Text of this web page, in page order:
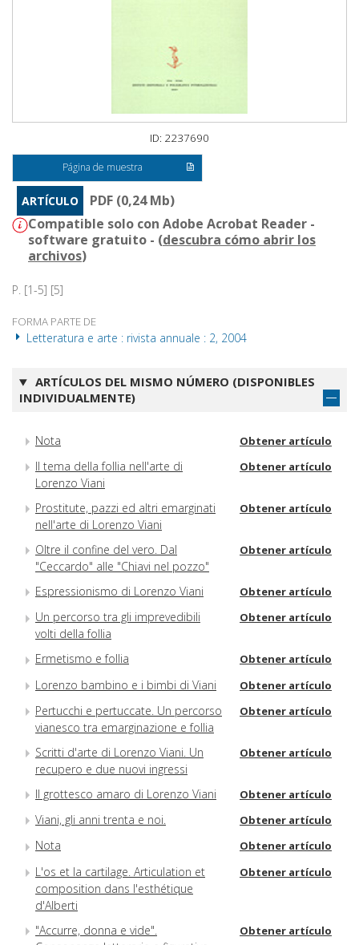
ID: 2237690
Página de muestra
ARTÍCULO
PDF (0,24 Mb)
Compatible solo con Adobe Acrobat Reader -
software gratuito - (descubra cómo abrir los
archivos)
P. [1-5] [5]
FORMA PARTE DE
Letteratura e arte : rivista annuale : 2, 2004
ARTÍCULOS DEL MISMO NÚMERO (DISPONIBLES
INDIVIDUALMENTE)
Nota Obtener artículo
Il tema della follia nell'arte di
Lorenzo Viani
Obtener artículo
Prostitute, pazzi ed altri emarginati
nell'arte di Lorenzo Viani
Obtener artículo
Oltre il confine del vero. Dal
"Ceccardo" alle "Chiavi nel pozzo"
Obtener artículo
Espressionismo di Lorenzo Viani Obtener artículo
Un percorso tra gli imprevedibili
volti della follia
Obtener artículo
Ermetismo e follia Obtener artículo
Lorenzo bambino e i bimbi di Viani Obtener artículo
Pertucchi e pertuccate. Un percorso
vianesco tra emarginazione e follia
Obtener artículo
Scritti d'arte di Lorenzo Viani. Un
recupero e due nuovi ingressi
Obtener artículo
Il grottesco amaro di Lorenzo Viani Obtener artículo
Viani, gli anni trenta e noi. Obtener artículo
Nota Obtener artículo
L'os et la cartilage. Articulation et
composition dans l'esthétique
d'Alberti
Obtener artículo
"Accurre, donna e vide".
Obtener artículo